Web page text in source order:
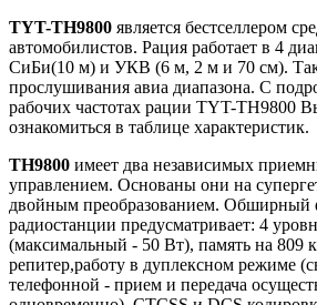
TYT-TH9800 является бестселлером
автомобилистов. Рация работает в 4
СиБи(10 м) и УКВ (6 м, 2 м и 70 см).
прослушивания авиа диапазона. С
рабочих частотах рации TYT-TH9800
ознакомиться в таблице характеристик.
TH9800 имеет два независимых
управлением. Основаны они на
двойным преобразованием. Обширный
радиостанции предусматривает: 4
(максимальный - 50 Вт), память на 809
репитер,работу в дуплексном режиме
телефонной - прием и передача